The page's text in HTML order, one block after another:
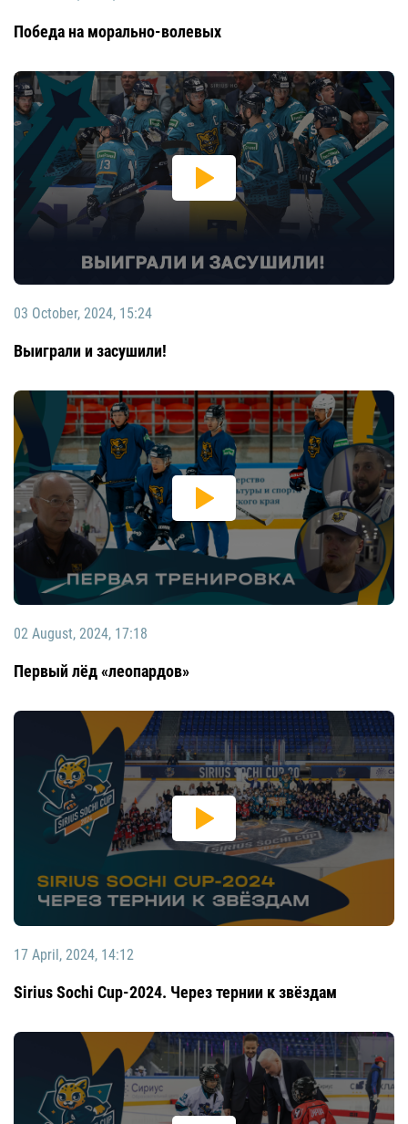
Победа на морально-волевых
03 October, 2024, 15:24
Выиграли и засушили!
02 August, 2024, 17:18
Первый лёд «леопардов»
17 April, 2024, 14:12
Sirius Sochi Cup-2024. Через тернии к звёздам